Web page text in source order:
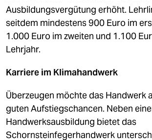
Ausbildungsvergütung erhöht.
seitdem mindestens 900 Euro im
1.000 Euro im zweiten und 1.100
Lehrjahr.
Karriere im Klimahandwerk
Überzeugen möchte das Handwerk
guten Aufstiegschancen. Neben
Handwerksausbildung bietet das
Schornsteinfegerhandwerk